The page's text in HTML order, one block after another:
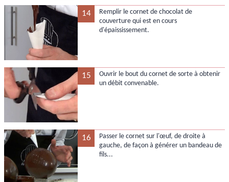
14
Remplir le cornet de chocolat de
couverture qui est en cours
d'épaississement.
15
Ouvrir le bout du cornet de sorte à obtenir
un débit convenable.
16
Passer le cornet sur l'œuf, de droite à
gauche, de façon à générer un bandeau de
fils...